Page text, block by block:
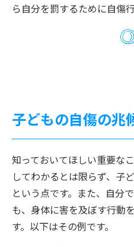
ら自分を罰するために自傷
子どもの自傷の兆
知っておいてほしい重要な
してわかるとは限らず、子
という点です。また、自分
も、身体に害を及ぼす行動
す。以下はその例です。